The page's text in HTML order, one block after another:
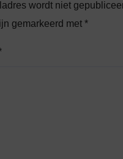
wordt niet
gemarkeerd met *